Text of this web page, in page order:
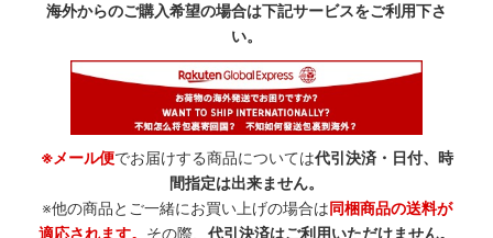
海外からのご購入希望の場合は下記サービスをご利用下さ
い。
※メール便でお届けする商品については代引決済・日付、時
間指定は出来ません。
※他の商品とご一緒にお買い上げの場合は同梱商品の送料が